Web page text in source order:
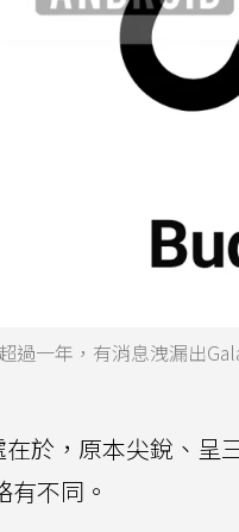
過一年，有消息洩漏出
於，原本尖銳、呈
有不同。